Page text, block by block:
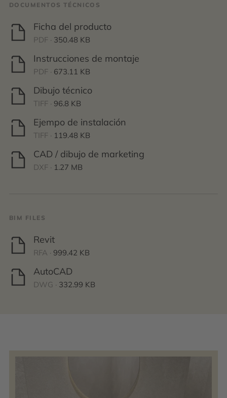
DOCUMENTOS TÉCNICOS
Ficha del producto
PDF · 350.48 KB
Instrucciones de montaje
PDF · 673.11 KB
Dibujo técnico
TIFF · 96.8 KB
Ejempo de instalación
TIFF · 119.48 KB
CAD / dibujo de marketing
DXF · 1.27 MB
BIM FILES
Revit
RFA · 999.42 KB
AutoCAD
DWG · 332.99 KB